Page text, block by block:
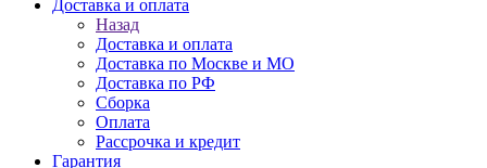
Доставка и оплата
Назад
Доставка и оплата
Доставка по Москве и МО
Доставка по РФ
Сборка
Оплата
Рассрочка и кредит
Гарантия